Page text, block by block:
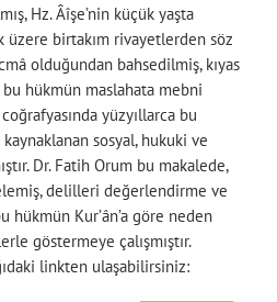
Hz. Âîşe’nin küçük yaşta
birtakım rivayetlerden söz
olduğundan bahsedilmiş, kıyas
bu hükmün maslahata mebni
yüzyıllarca bu
sosyal, hukuki ve
Dr. Fatih Orum bu makalede,
delilleri değerlendirme ve
Kur’ân’a göre neden
göstermeye çalışmıştır.
linkten ulaşabilirsiniz: